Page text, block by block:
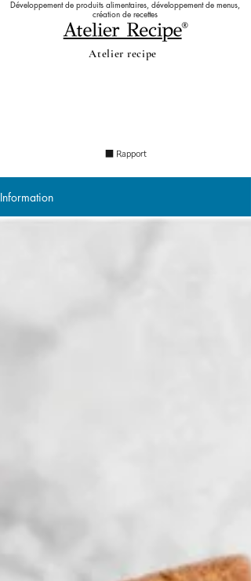
Développement de produits alimentaires, développement de menus,
création de recettes
Atelier recipe
​ ■ Rapport
Information